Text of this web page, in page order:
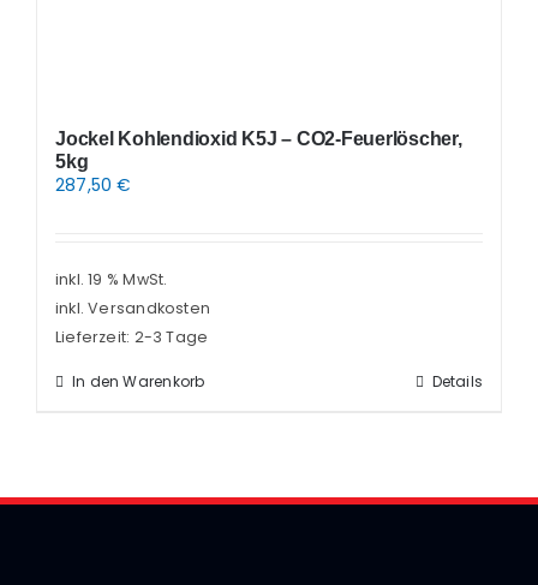
Jockel Kohlendioxid K5J – CO2-Feuerlöscher,
5kg
287,50€
inkl. 19 % MwSt.
inkl. Versandkosten
Lieferzeit: 2-3 Tage
In den Warenkorb Details